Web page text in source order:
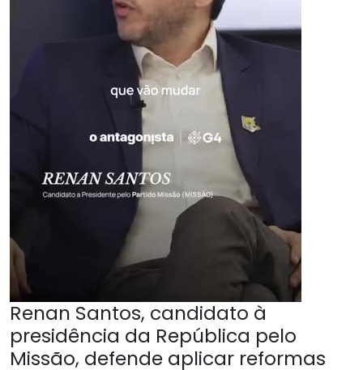
Renan Santos, candidato à
presidência da República pelo
Missão, defende aplicar reformas